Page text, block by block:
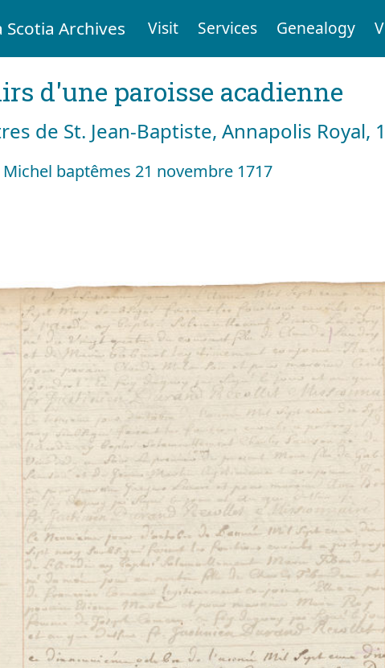
Scotia Archives Visit Services Genealogy
d'une paroisse acadienne
de St. Jean-Baptiste, Annapolis Royal,
baptêmes 21 novembre 1717